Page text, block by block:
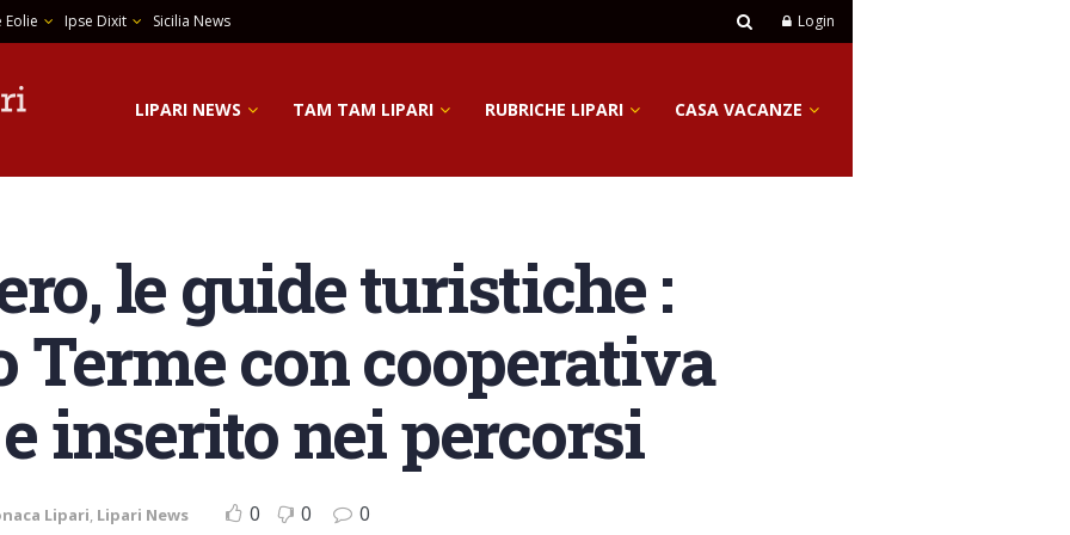
Eolie Ipse Dixit Sicilia News Login
LIPARI NEWS TAM TAM LIPARI RUBRICHE LIPARI CASA VACANZE
le guide turistiche :
Terme con cooperativa
inserito nei percorsi
Lipari, Lipari News 0 0 0